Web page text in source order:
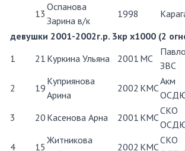
13
Оспанова
Зарина в/к
1998
девушки 2001-2002г.р. 3кр х1000 (2
1
21 Куркина Ульяна 2001 МС
ЗВС
2
19
Куприянова
Арина
2002 КМС
3
20 Касенова Арна 2001 КМС
СКО
4
15
Житникова
2002 КМС
СКО